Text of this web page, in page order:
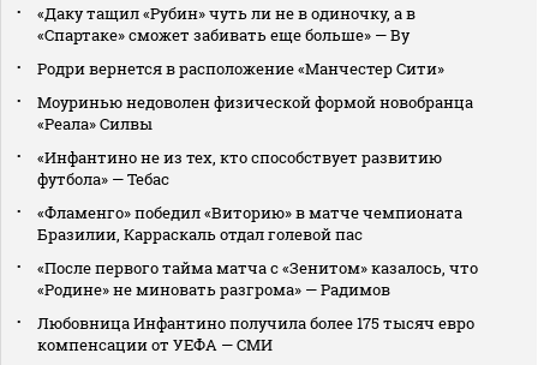
«Даку тащил «Рубин» чуть ли не в одиночку, а в
«Спартаке» сможет забивать еще больше» — Ву
Родри вернется в расположение «Манчестер Сити»
Моуринью недоволен физической формой новобранца
«Реала» Силвы
«Инфантино не из тех, кто способствует развитию
футбола» — Тебас
«Фламенго» победил «Виторию» в матче чемпионата
Бразилии, Карраскаль отдал голевой пас
«После первого тайма матча с «Зенитом» казалось, что
«Родине» не миновать разгрома» — Радимов
Любовница Инфантино получила более 175 тысяч евро
компенсации от УЕФА — СМИ